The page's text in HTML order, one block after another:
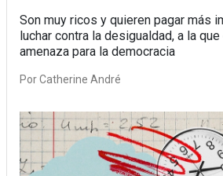
Son muy ricos y quieren pagar más
luchar contra la desigualdad, a la
amenaza para la democracia
PorCatherine André